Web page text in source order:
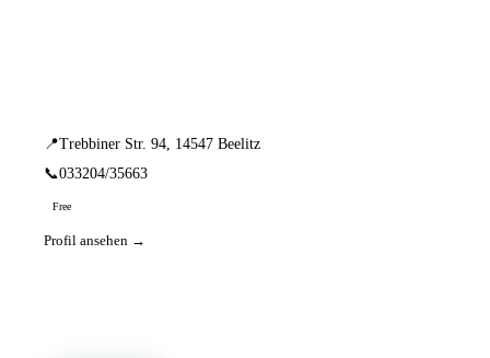
📍Trebbiner Str. 94, 14547 Beelitz
📞033204/35663
Free
Profil ansehen →